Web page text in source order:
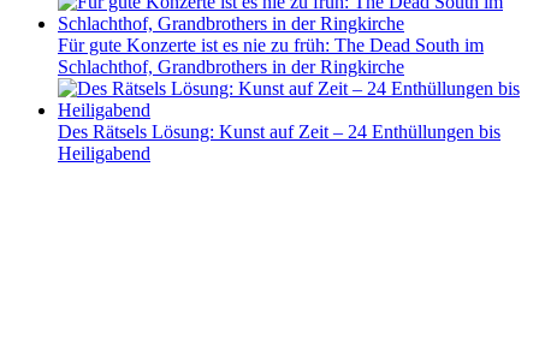
Für gute Konzerte ist es nie zu früh: The Dead South im
Schlachthof, Grandbrothers in der Ringkirche
Des Rätsels Lösung: Kunst auf Zeit – 24 Enthüllungen bis
Heiligabend